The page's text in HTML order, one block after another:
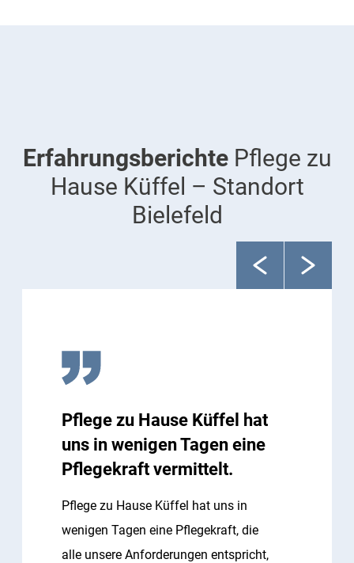
ErfahrungsberichtePflege zu
Hause Küffel – Standort
Bielefeld
Pflege zu Hause Küffel hat
uns in wenigen Tagen eine
Pflegekraft vermittelt.
Pflege zu Hause Küffel hat uns in
wenigen Tagen eine Pflegekraft, die
alle unsere Anforderungen entspricht,